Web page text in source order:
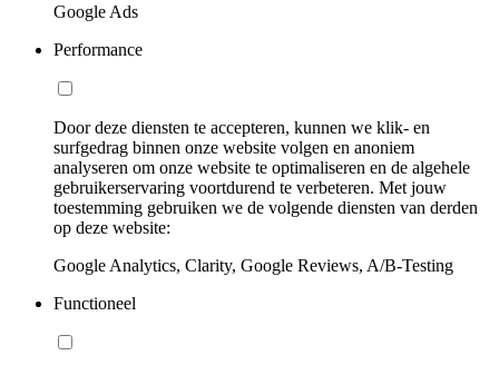
Google Ads
Performance
Door deze diensten te accepteren, kunnen we klik- en
surfgedrag binnen onze website volgen en anoniem
analyseren om onze website te optimaliseren en de algehele
gebruikerservaring voortdurend te verbeteren. Met jouw
toestemming gebruiken we de volgende diensten van derden
op deze website:
Google Analytics, Clarity, Google Reviews, A/B-Testing
Functioneel